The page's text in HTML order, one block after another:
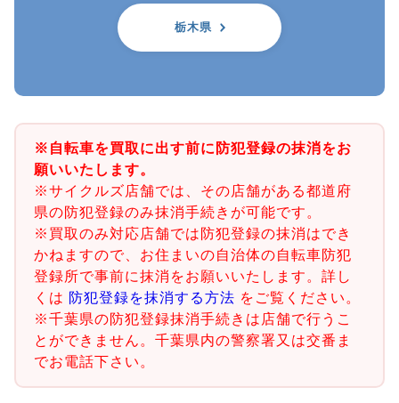
栃木県
※自転車を買取に出す前に防犯登録の抹消をお
願いいたします。
※サイクルズ店舗では、その店舗がある都道府
県の防犯登録のみ抹消手続きが可能です。
※買取のみ対応店舗では防犯登録の抹消はでき
かねますので、お住まいの自治体の自転車防犯
登録所で事前に抹消をお願いいたします。詳し
くは 防犯登録を抹消する方法 をご覧ください。
※千葉県の防犯登録抹消手続きは店舗で行うこ
とができません。千葉県内の警察署又は交番ま
でお電話下さい。